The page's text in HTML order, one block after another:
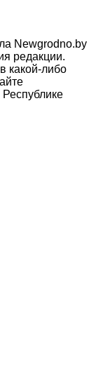
Newgrodno.by
редакции.
какой-либо